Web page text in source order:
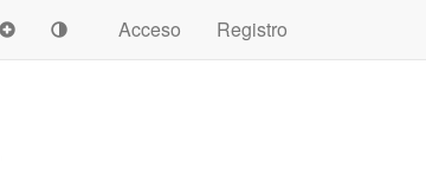
Acceso
Registro